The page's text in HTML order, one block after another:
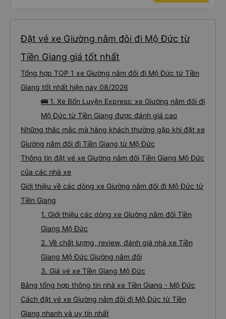
Đặt vé xe Giường nằm đôi đi Mộ Đức từ
Tiền Giang giá tốt nhất
Tổng hợp TOP 1 xe Giường nằm đôi đi Mộ Đức từ Tiền
Giang tốt nhất hiện nay 08/2026
🚌 1. Xe Bốn Luyện Express: xe Giường nằm đôi đi
Mộ Đức từ Tiền Giang được đánh giá cao
Những thắc mắc mà hàng khách thường gặp khi đặt xe
Giường nằm đôi đi Tiền Giang từ Mộ Đức
Thông tin đặt vé xe Giường nằm đôi Tiền Giang Mộ Đức
của các nhà xe
Giới thiệu về các dòng xe Giường nằm đôi đi Mộ Đức từ
Tiền Giang
1. Giới thiệu các dòng xe Giường nằm đôi Tiền
Giang Mộ Đức
2. Về chất lượng, review, đánh giá nhà xe Tiền
Giang Mộ Đức Giường nằm đôi
3. Giá vé xe Tiền Giang Mộ Đức
Bảng tổng hợp thông tin nhà xe Tiền Giang - Mộ Đức
Cách đặt vé xe Giường nằm đôi đi Mộ Đức từ Tiền
Giang nhanh và uy tín nhất